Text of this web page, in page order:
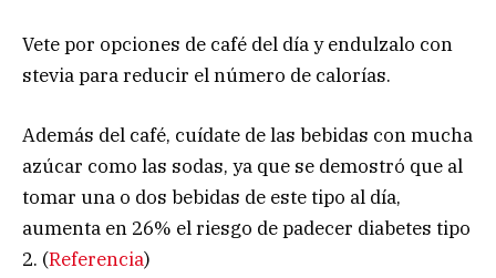
Vete por opciones de café del día y endulzalo con
stevia para reducir el número de calorías.
Además del café, cuídate de las bebidas con mucha
azúcar como las sodas, ya que se demostró que al
tomar una o dos bebidas de este tipo al día,
aumenta en 26% el riesgo de padecer diabetes tipo
2. (Referencia)